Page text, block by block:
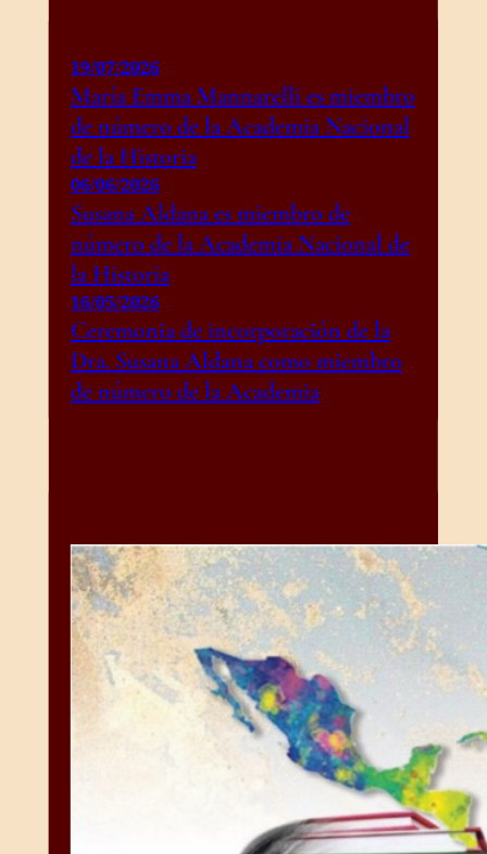
19/07/2026
María Emma Mannarelli es miembro
de número de la Academia Nacional
de la Historia
06/06/2026
Susana Aldana es miembro de
número de la Academia Nacional de
la Historia
16/05/2026
Ceremonia de incorporación de la
Dra. Susana Aldana como miembro
de número de la Academia